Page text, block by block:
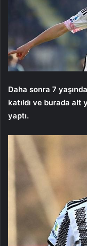
Daha sonra 7
katıldı ve burada alt
yaptı.